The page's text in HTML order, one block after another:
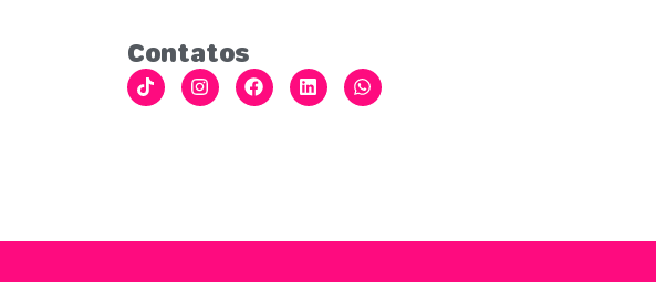
Contatos